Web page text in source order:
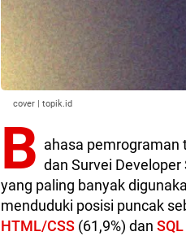
cover | topik.id
B ahasa pemrograman
dan Survei
yang paling banyak
menduduki posisi puncak
HTML/CSS (61,9%) dan SQL